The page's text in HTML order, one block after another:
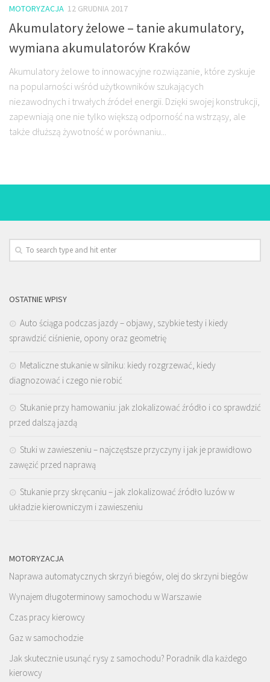
MOTORYZACJA 12 GRUDNIA 2017
Akumulatory żelowe – tanie akumulatory,
wymiana akumulatorów Kraków
Akumulatory żelowe to innowacyjne rozwiązanie, które zyskuje
na popularności wśród użytkowników szukających
niezawodnych i trwałych źródeł energii. Dzięki swojej konstrukcji,
zapewniają one nie tylko większą odporność na wstrząsy, ale
także dłuższą żywotność w porównaniu...
OSTATNIE WPISY
Auto ściąga podczas jazdy – objawy, szybkie testy i kiedy
sprawdzić ciśnienie, opony oraz geometrię
Metaliczne stukanie w silniku: kiedy rozgrzewać, kiedy
diagnozować i czego nie robić
Stukanie przy hamowaniu: jak zlokalizować źródło i co sprawdzić
przed dalszą jazdą
Stuki w zawieszeniu – najczęstsze przyczyny i jak je prawidłowo
zawęzić przed naprawą
Stukanie przy skręcaniu – jak zlokalizować źródło luzów w
układzie kierowniczym i zawieszeniu
MOTORYZACJA
Naprawa automatycznych skrzyń biegów, olej do skrzyni biegów
Wynajem długoterminowy samochodu w Warszawie
Czas pracy kierowcy
Gaz w samochodzie
Jak skutecznie usunąć rysy z samochodu? Poradnik dla każdego
kierowcy